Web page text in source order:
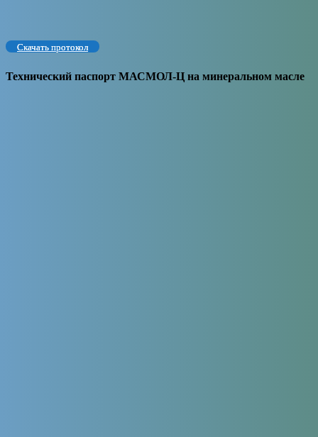
Скачать протокол
Технический паспорт МАСМОЛ-Ц на минеральном масле